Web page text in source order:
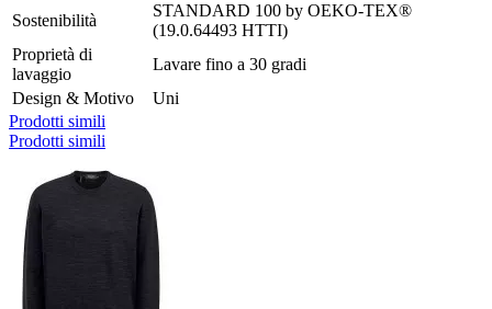
Sostenibilità
STANDARD 100 by OEKO-TEX®
(19.0.64493 HTTI)
Proprietà di
lavaggio
Lavare fino a 30 gradi
Design & Motivo
Uni
Prodotti simili
Prodotti simili